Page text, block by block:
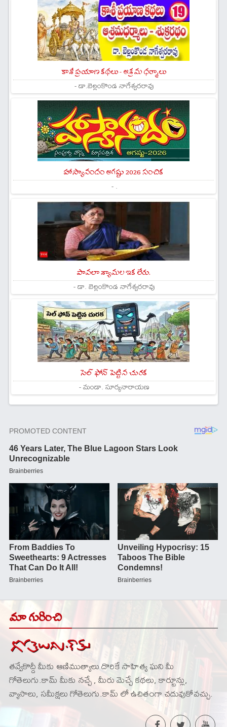
కాశీ ప్రయాణ కథలు - ఆశ్రమ ధర్మాలు
- డా.బెల్లంకొండ నాగేశ్వరరావు
హాస్యానందం ఆగష్టు 2026 సంచిక
- .
పావలా శ్యామల ఇక లేరు.
- డా. బెల్లంకొండ నాగేశ్వరరావు
సెల్ ఫోన్ పెట్టిన చురక
- మండా. సూర్యనారాయణ
మా గురించి
తవ్వేకొద్దీ మీకు ఆణిముత్యాలు దొరికే సాహిత్య ఘని మీ
గోతెలుగు.కామ్ మీకు నచ్చే , మీరు మెచ్చే కథలు, కార్టూన్లు,
వ్యాసాలు, సమీక్షలు గోతెలుగు.కామ్ లో ఉచితంగా చదువుకోవచ్చు.